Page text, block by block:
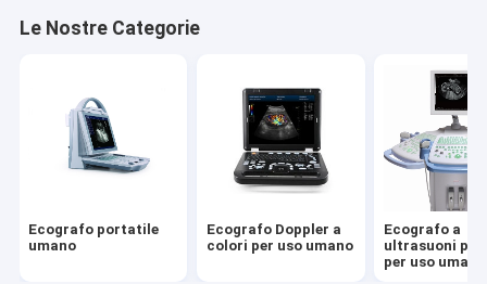
D-Accessorio
Scanner ad ultrasuoni portatile veterinario
Strumento veterinario di prova della gravidanza
Z-Tutti i prodotti come sito web ufficiale
Le Nostre Categorie
Ecografo portatile
umano
Ecografo Doppler a
colori per uso umano
Ecografo a
ultrasuoni
per uso